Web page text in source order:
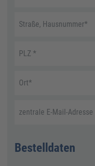
Straße, Hausnummer*
PLZ *
Ort*
Bestelldaten